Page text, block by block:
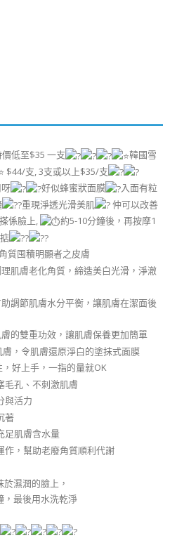
低至$35 一支
韓國雪
$44/支, 3支或以上$35/支
好似蜂蜜狀面膜
入面有粒
重現淨透光滑美肌
仲可以改善
係臉上,
約5-10分鐘後，再按摩1
質囤積明顯者之皮膚
肌膚老化角質，締造美白光滑，淨澈
調節肌膚水分平衡，讓肌膚在潔面後
的雙重功效，讓肌膚保養更加簡單
，令肌膚還原淨白的塗抹式面膜
好上手，一指的量就OK
毛孔、不刺激肌膚
與活力
著
足肌膚含水量
作，幫助老廢角質順利代謝
濕潤的臉上，
，最後用水洗乾淨